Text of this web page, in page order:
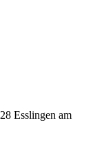
Esslingen am